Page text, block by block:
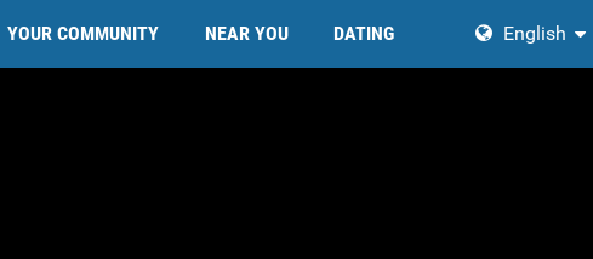
YOUR COMMUNITY NEAR YOU DATING English